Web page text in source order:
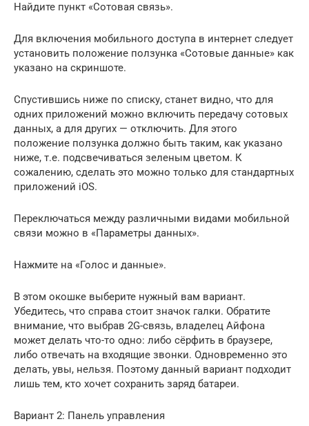
Найдите пункт «Сотовая связь».
Для включения мобильного доступа в интернет следует
установить положение ползунка «Сотовые данные» как
указано на скриншоте.
Спустившись ниже по списку, станет видно, что для
одних приложений можно включить передачу сотовых
данных, а для других — отключить. Для этого
положение ползунка должно быть таким, как указано
ниже, т.е. подсвечиваться зеленым цветом. К
сожалению, сделать это можно только для стандартных
приложений iOS.
Переключаться между различными видами мобильной
связи можно в «Параметры данных».
Нажмите на «Голос и данные».
В этом окошке выберите нужный вам вариант.
Убедитесь, что справа стоит значок галки. Обратите
внимание, что выбрав 2G-связь, владелец Айфона
может делать что-то одно: либо сёрфить в браузере,
либо отвечать на входящие звонки. Одновременно это
делать, увы, нельзя. Поэтому данный вариант подходит
лишь тем, кто хочет сохранить заряд батареи.
Вариант 2: Панель управления